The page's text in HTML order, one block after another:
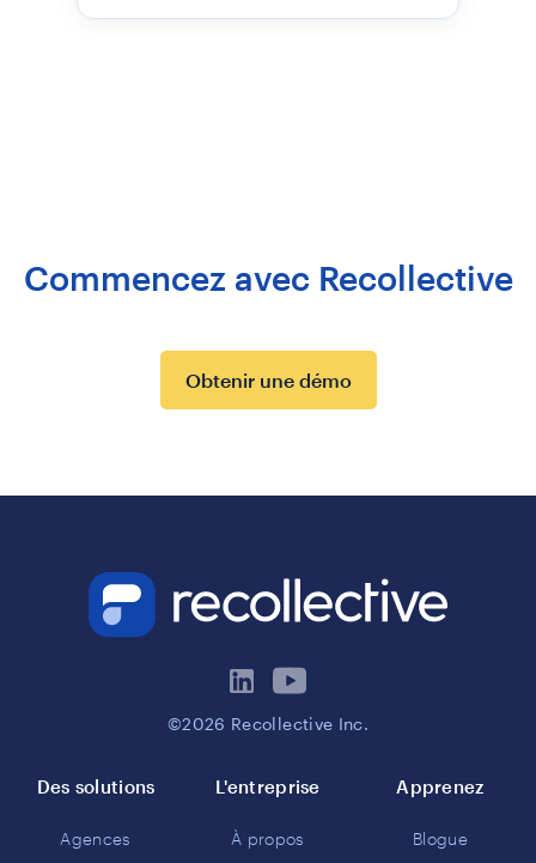
Commencez avec Recollective
Obtenir une démo
©2026 Recollective Inc.
Des solutions
Agences
L'entreprise
À propos
Apprenez
Blogue